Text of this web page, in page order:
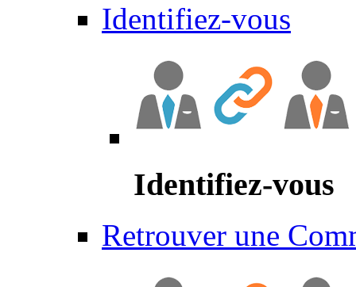
Identifiez-vous
Identifiez-vous
Retrouver une